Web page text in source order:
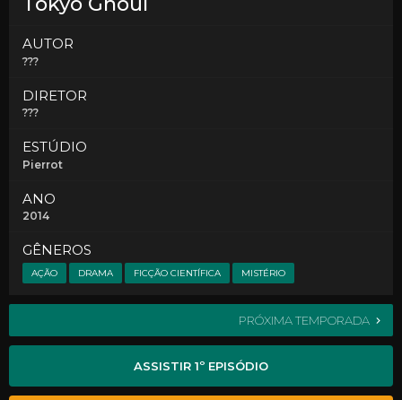
AUTOR
???
DIRETOR
???
ESTÚDIO
Pierrot
ANO
2014
GÊNEROS
AÇÃO DRAMA FICÇÃO CIENTÍFICA MISTÉRIO
PRÓXIMA TEMPORADA
ASSISTIR 1º EPISÓDIO